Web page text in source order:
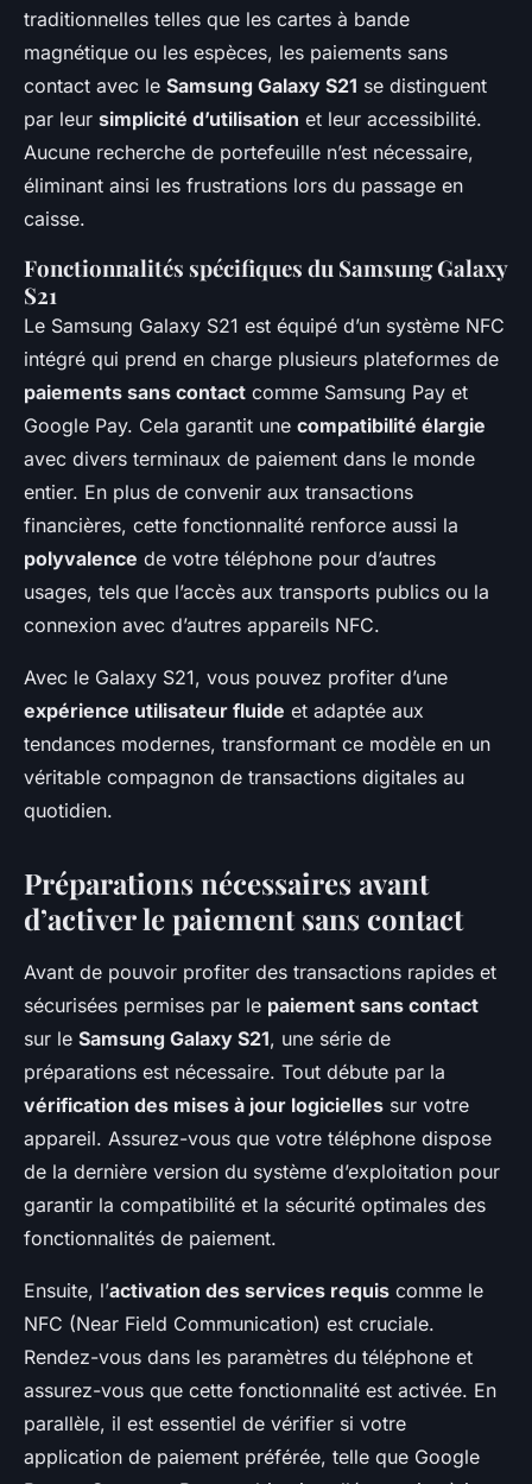
traditionnelles telles que les cartes à bande
magnétique ou les espèces, les paiements sans
contact avec le Samsung Galaxy S21 se distinguent
par leur simplicité d’utilisation et leur accessibilité.
Aucune recherche de portefeuille n’est nécessaire,
éliminant ainsi les frustrations lors du passage en
caisse.
Fonctionnalités spécifiques du Samsung Galaxy
S21
Le Samsung Galaxy S21 est équipé d’un système NFC
intégré qui prend en charge plusieurs plateformes de
paiements sans contact comme Samsung Pay et
Google Pay. Cela garantit une compatibilité élargie
avec divers terminaux de paiement dans le monde
entier. En plus de convenir aux transactions
financières, cette fonctionnalité renforce aussi la
polyvalence de votre téléphone pour d’autres
usages, tels que l’accès aux transports publics ou la
connexion avec d’autres appareils NFC.
Avec le Galaxy S21, vous pouvez profiter d’une
expérience utilisateur fluide et adaptée aux
tendances modernes, transformant ce modèle en un
véritable compagnon de transactions digitales au
quotidien.
Préparations nécessaires avant
d’activer le paiement sans contact
Avant de pouvoir profiter des transactions rapides et
sécurisées permises par le paiement sans contact
sur le Samsung Galaxy S21, une série de
préparations est nécessaire. Tout débute par la
vérification des mises à jour logicielles sur votre
appareil. Assurez-vous que votre téléphone dispose
de la dernière version du système d’exploitation pour
garantir la compatibilité et la sécurité optimales des
fonctionnalités de paiement.
Ensuite, l’activation des services requis comme le
NFC (Near Field Communication) est cruciale.
Rendez-vous dans les paramètres du téléphone et
assurez-vous que cette fonctionnalité est activée. En
parallèle, il est essentiel de vérifier si votre
application de paiement préférée, telle que Google